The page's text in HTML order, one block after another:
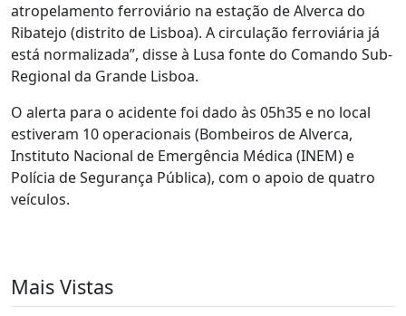
atropelamento ferroviário na estação de Alverca do
Ribatejo (distrito de Lisboa). A circulação ferroviária já
está normalizada”, disse à Lusa fonte do Comando Sub-
Regional da Grande Lisboa.
O alerta para o acidente foi dado às 05h35 e no local
estiveram 10 operacionais (Bombeiros de Alverca,
Instituto Nacional de Emergência Médica (INEM) e
Polícia de Segurança Pública), com o apoio de quatro
veículos.
Mais Vistas